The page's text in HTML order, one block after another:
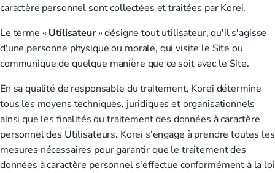
caractère personnel sont collectées et traitées par Korei.
Le terme «Utilisateur» désigne tout utilisateur, qu'il s'agisse
d'une personne physique ou morale, qui visite le Site ou
communique de quelque manière que ce soit avec le Site.
En sa qualité de responsable du traitement, Korei détermine
tous les moyens techniques, juridiques et organisationnels
ainsi que les finalités du traitement des données à caractère
personnel des Utilisateurs. Korei s'engage à prendre toutes les
mesures nécessaires pour garantir que le traitement des
données à caractère personnel s'effectue conformément à la loi